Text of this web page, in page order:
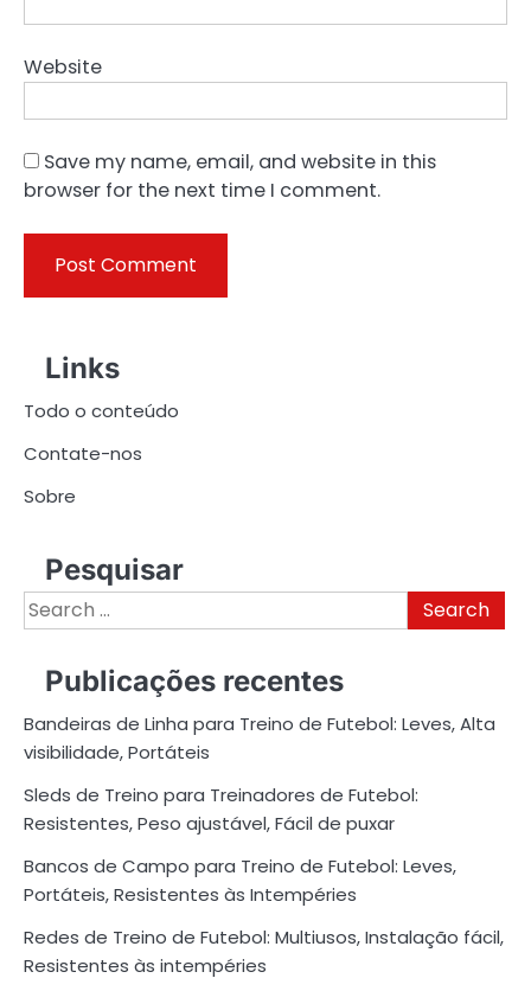
Website
Save my name, email, and website in this
browser for the next time I comment.
Links
Todo o conteúdo
Contate-nos
Sobre
Pesquisar
Search
for:
Publicações recentes
Bandeiras de Linha para Treino de Futebol: Leves, Alta
visibilidade, Portáteis
Sleds de Treino para Treinadores de Futebol:
Resistentes, Peso ajustável, Fácil de puxar
Bancos de Campo para Treino de Futebol: Leves,
Portáteis, Resistentes às Intempéries
Redes de Treino de Futebol: Multiusos, Instalação fácil,
Resistentes às intempéries